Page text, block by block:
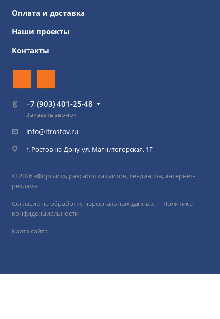
Оплата и доставка
Наши проекты
Контакты
+7 (903) 401-25-48
Заказать звонок
info@itrostov.ru
г. Ростов-на-Дону, ул. Магнитогорская, 1Г
© 2026 «Форсайт», разработка сайтов, лендингов, интернет-
реклама
Согласие на обработку персональных данных
Политика
конфиденциальности
Карта сайта